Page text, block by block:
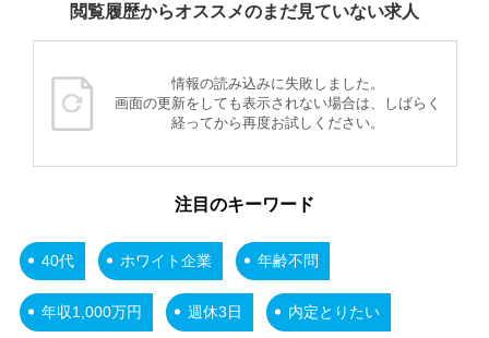
閲覧履歴からオススメのまだ見ていない求人
情報の読み込みに失敗しました。
画面の更新をしても表示されない場合は、しばらく
経ってから再度お試しください。
注目のキーワード
40代 ホワイト企業 年齢不問
年収1,000万円 週休3日 内定とりたい